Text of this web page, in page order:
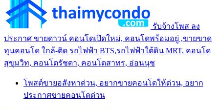
รับจ้างโพส ลง
ประกาศ ขายดาวน์ คอนโดเปิดใหม่, คอนโดพร้อมอยู่ ,ขายขาด
ทุนคอนโด ใกล้-ติด รถไฟฟ้า BTS,รถไฟฟ้าใต้ดิน MRT, คอนโด
สุขุมวิท, คอนโดรัชดา, คอนโดสาทร, อ่อนนุช
โพสต์ขายอสังหาด่วน, อยากขายคอนโดให้ด่วน, อยาก
ประกาศขายคอนโดด่วน